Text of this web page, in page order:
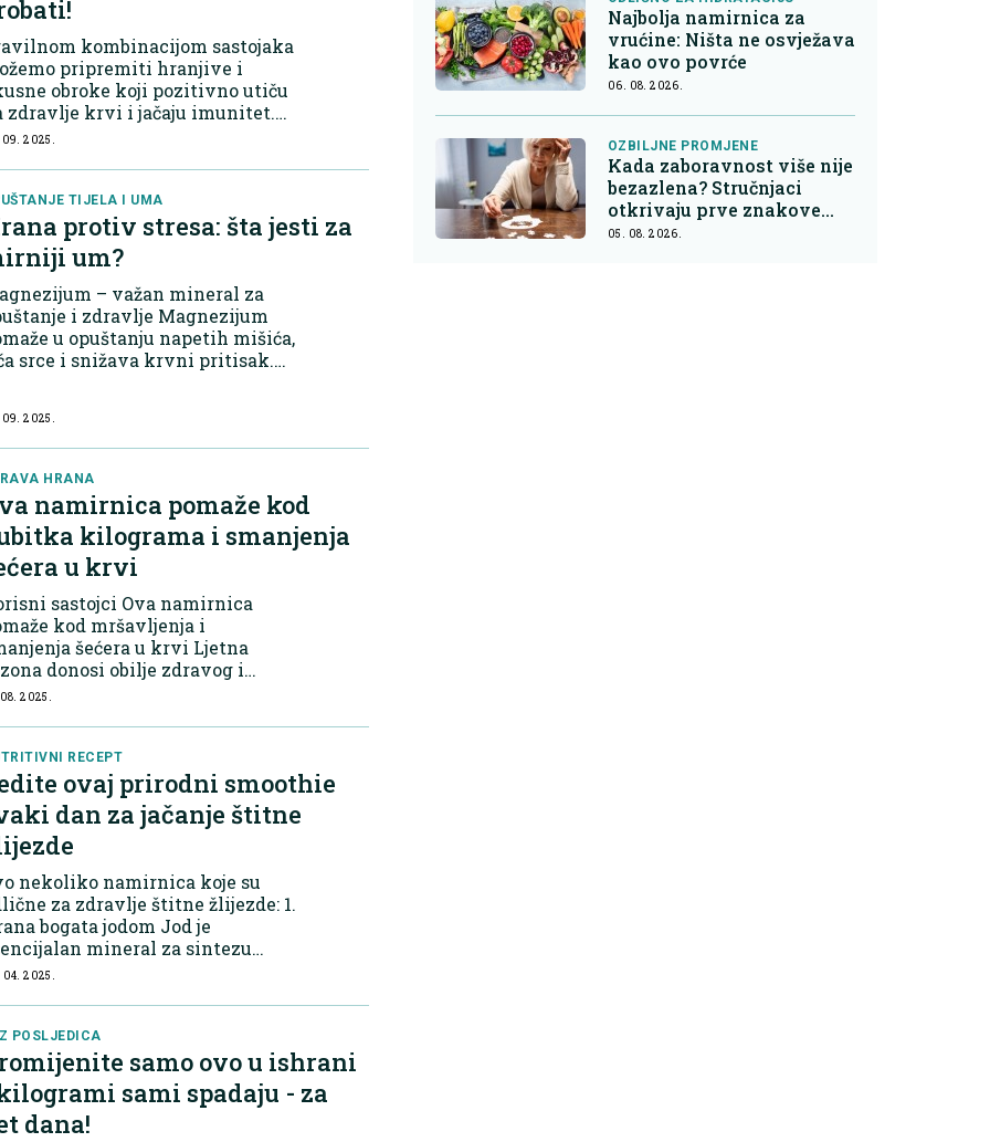
kombinacijom sastojaka
pripremiti hranjive i
obroke koji pozitivno utiču
zdravlje krvi i jačaju imunitet.
2 cvekle, oguljene i
2025.
TIJELA I UMA
protiv stresa: šta jesti za
um?
– važan mineral za
i zdravlje Magnezijum
u opuštanju napetih mišića,
srce i snižava krvni pritisak.
stres i napore. Namirnice
mag...
2025.
HRANA
namirnica pomaže kod
kilograma i smanjenja
u krvi
sastojci Ova namirnica
kod mršavljenja i
šećera u krvi Ljetna
donosi obilje zdravog i
voća i povrća, a jedno od
n...
2025.
RECEPT
ovaj prirodni smoothie
dan za jačanje štitne
nekoliko namirnica koje su
za zdravlje štitne žlijezde: 1.
bogata jodom Jod je
mineral za sintezu
štitne žlijezde. Najbolji
04. 2025.
POSLJEDICA
samo ovo u ishrani
sami spadaju - za
dana!
Najbolja namirnica za
vrućine: Ništa ne osvježava
kao ovo povrće
06. 08. 2026.
OZBILJNE PROMJENE
Kada zaboravnost više nije
bezazlena? Stručnjaci
otkrivaju prve znakove
demencije
05. 08. 2026.